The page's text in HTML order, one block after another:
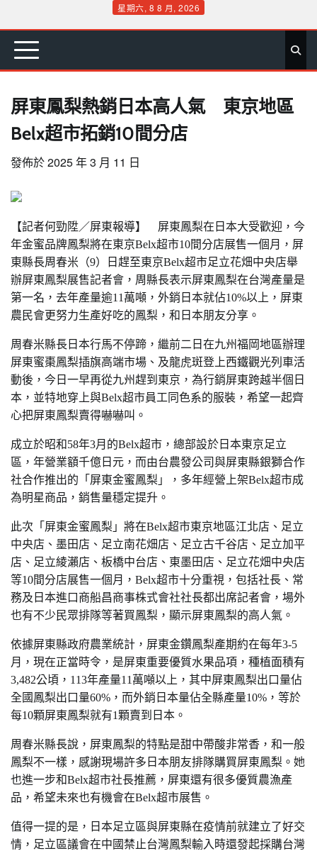
content
星期六, 8 8 月, 2026
首 要 娛 生 社 文 公 運 旅 政 地 專
屏東鳳梨熱銷日本高人氣 東京地區
Belx超市拓銷10間分店
發佈於2025 年 3 月 11 日
【記者何勁陞／屏東報導】 屏東鳳梨在日本大受歡迎 ， 今
年金蜜品牌鳳梨將在東京Belx超市10間分店展售一個月，屏
東縣長周春米 （9）
日趕至東京Belx超市足立花畑中央店舉
辦屏東鳳梨展售記者會，周縣長表示屏東鳳梨在台灣產量是
第一名 ，去年產量逾11 萬噸，外銷日本就佔10%以上，屏東
農民會更努力生產好吃的鳳梨，和日本朋友分享。
周春米縣長日本行馬不停蹄 ， 繼前二日在九州福岡地區辦理
屏東蜜棗鳳梨插旗高端市場 、 及龍虎斑登上西鐵觀光列車活
動後 ，今日一早再從九州趕到東京 ，為行銷屏東跨越半個日
本 ， 並特地穿上與Belx超市員工同色系的服裝 ， 希望一起齊
心把屏東鳳梨賣得嚇嚇叫。
成立於昭和58年3月的Belx超市，總部設於日本東京足立
區，年營業額千億日元，而由台農發公司與屏東縣銀獅合作
社合作推出的「屏東金蜜鳳梨」，多年經營上架Belx超市成
為明星商品，銷售量穩定提升。
此次「屏東金蜜鳳梨」將在Belx超市東京地區江北店、足立
中央店、墨田店、足立南花畑店、足立古千谷店、足立加平
店、足立綾瀨店、板橋中台店、東墨田店、足立花畑中央店
等10間分店展售一個月， Belx超市十分重視，包括社長、常
務及日本進口商船昌商事株式會社社長都出席記者會，場外
也有不少民眾排隊等著買鳳梨，顯示屏東鳳梨的高人氣。
依據屏東縣政府農業統計，屏東金鑽鳳梨產期約在每年3-5
月，現在正當時令，是屏東重要優質水果品項，種植面積有
3,482公頃， 113年產量11 萬噸以上，其中屏東鳳梨出口量佔
全國鳳梨出口量60% ，而外銷日本量佔全縣產量10% ，等於
每10顆屏東鳳梨就有1顆賣到日本。
周春米縣長說， 屏東鳳梨的特點是甜中帶酸非常香，和一般
鳳梨不一樣，感謝現場許多日本朋友排隊購買屏東鳳梨。她
也進一步和Belx超市社長推薦，屏東還有很多優質農漁產
品，希望未來也有機會在Belx超市展售。
值得一提的是，日本足立區與屏東縣在疫情前就建立了好交
情，足立區議會在中國禁止台灣鳳梨輸入時還發起採購台灣